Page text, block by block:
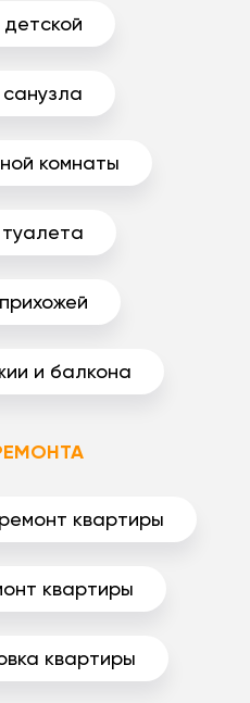
комнаты
и балкона
квартиры
квартиры
квартиры